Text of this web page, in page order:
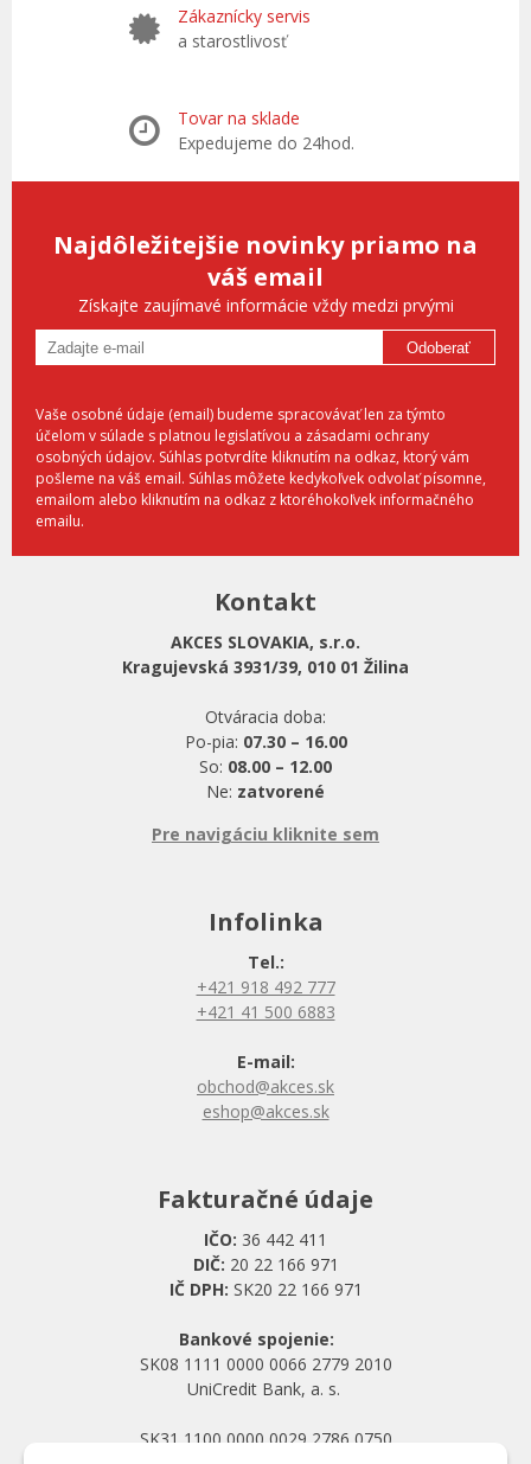
Zákaznícky servis
a starostlivosť
Tovar na sklade
Expedujeme do 24hod.
Najdôležitejšie novinky priamo na
váš email
Získajte zaujímavé informácie vždy medzi prvými
Odoberať
Vaše osobné údaje (email) budeme spracovávať len za týmto
účelom v súlade s platnou legislatívou a zásadami ochrany
osobných údajov. Súhlas potvrdíte kliknutím na odkaz, ktorý vám
pošleme na váš email. Súhlas môžete kedykoľvek odvolať písomne,
emailom alebo kliknutím na odkaz z ktoréhokoľvek informačného
emailu.
Kontakt
AKCES SLOVAKIA, s.r.o.
Kragujevská 3931/39, 010 01 Žilina
Otváracia doba:
Po-pia: 07.30 – 16.00
So: 08.00 – 12.00
Ne: zatvorené
Pre navigáciu kliknite sem
Infolinka
Tel.:
+421 918 492 777
+421 41 500 6883
E-mail:
obchod@akces.sk
eshop@akces.sk
Fakturačné údaje
IČO: 36 442 411
DIČ: 20 22 166 971
IČ DPH: SK20 22 166 971
Bankové spojenie:
SK08 1111 0000 0066 2779 2010
UniCredit Bank, a. s.
SK31 1100 0000 0029 2786 0750